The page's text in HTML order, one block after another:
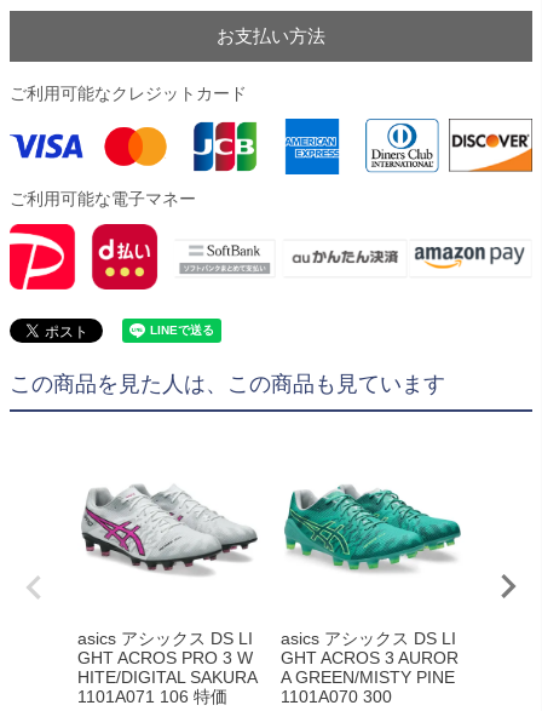
お支払い方法
ご利用可能なクレジットカード
ご利用可能な電子マネー
この商品を見た人は、この商品も見ています
asics アシックス DS LI
GHT ACROS PRO 3 W
HITE/DIGITAL SAKURA
1101A071 106 特価
asics アシックス DS LI
GHT ACROS 3 AUROR
A GREEN/MISTY PINE
1101A070 300